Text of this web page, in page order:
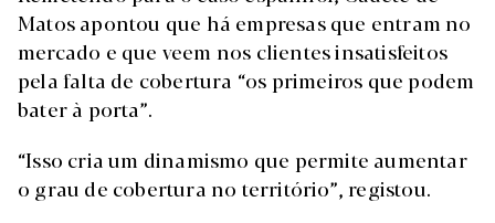
Matos apontou que há empresas que entram no
mercado e que veem nos clientes insatisfeitos
pela falta de cobertura “os primeiros que podem
bater à porta”.
“Isso cria um dinamismo que permite aumentar
o grau de cobertura no território”, registou.